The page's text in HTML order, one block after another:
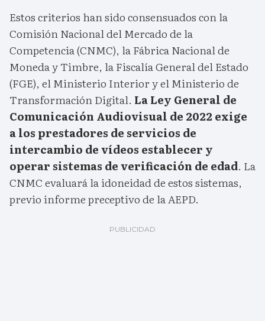
Estos criterios han sido consensuados con la
Comisión Nacional del Mercado de la
Competencia (CNMC), la Fábrica Nacional de
Moneda y Timbre, la Fiscalía General del Estado
(FGE), el Ministerio Interior y el Ministerio de
Transformación Digital. La Ley General de
Comunicación Audiovisual de 2022 exige
a los prestadores de servicios de
intercambio de vídeos establecer y
operar sistemas de verificación de edad. La
CNMC evaluará la idoneidad de estos sistemas,
previo informe preceptivo de la AEPD.